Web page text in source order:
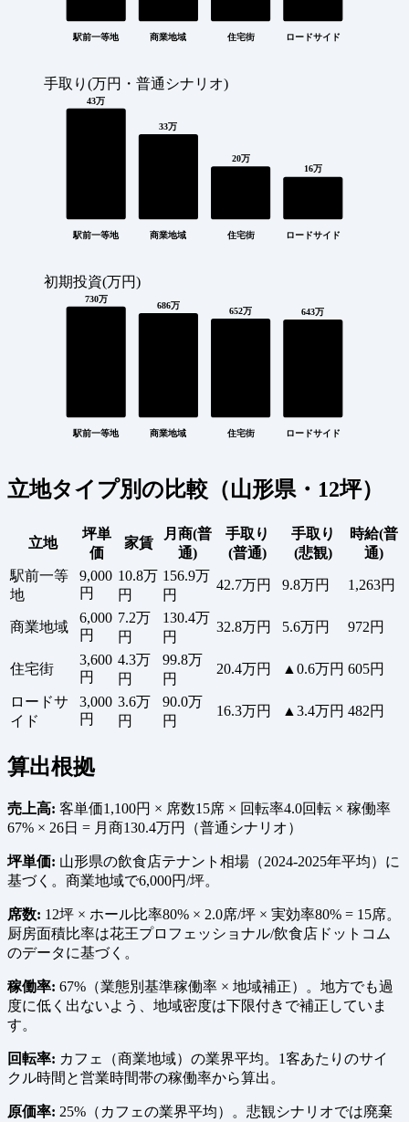
駅前一等地 商業地域 住宅街 ロードサイド
手取り(万円・普通シナリオ)
43万
駅前一等地
33万
商業地域
20万
住宅街
16万
ロードサイド
初期投資(万円)
730万
駅前一等地
686万
商業地域
652万
住宅街
643万
ロードサイド
立地タイプ別の比較（山形県・12坪）
立地
坪単
価
家賃
月商(普
通)
手取り
(普通)
手取り
(悲観)
時給(普
通)
駅前一等
地
9,000
円
10.8万
円
156.9万
円
42.7万円 9.8万円 1,263円
商業地域
6,000
円
7.2万
円
130.4万
円
32.8万円 5.6万円 972円
住宅街
3,600
円
4.3万
円
99.8万
円
20.4万円 ▲0.6万円 605円
ロードサ
イド
3,000
円
3.6万
円
90.0万
円
16.3万円 ▲3.4万円 482円
算出根拠
売上高: 客単価1,100円 × 席数15席 × 回転率4.0回転 × 稼働率
67% × 26日 = 月商130.4万円（普通シナリオ）
坪単価: 山形県の飲食店テナント相場（2024-2025年平均）に
基づく。商業地域で6,000円/坪。
席数: 12坪 × ホール比率80% × 2.0席/坪 × 実効率80% = 15席。
厨房面積比率は花王プロフェッショナル/飲食店ドットコム
のデータに基づく。
稼働率: 67%（業態別基準稼働率 × 地域補正）。地方でも過
度に低く出ないよう、地域密度は下限付きで補正していま
す。
回転率: カフェ（商業地域）の業界平均。1客あたりのサイ
クル時間と営業時間帯の稼働率から算出。
原価率: 25%（カフェの業界平均）。悲観シナリオでは廃棄